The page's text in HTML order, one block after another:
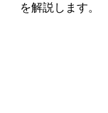
を解説します。